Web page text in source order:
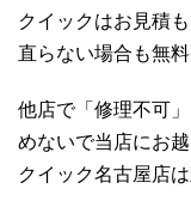
クイックはお見積も
直らない場合も無料
他店で「修理不可
めないで当店にお越
クイック名古屋店